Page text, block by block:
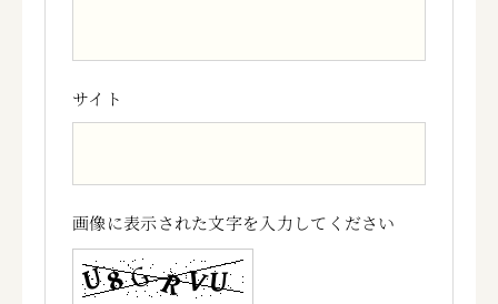
サイト
画像に表示された文字を入力してください